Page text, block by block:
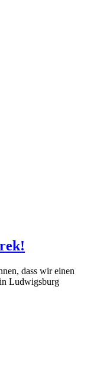
dass wir einen
Ludwigsburg